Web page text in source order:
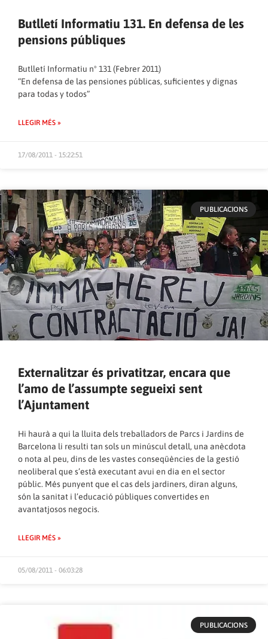
Butlletí Informatiu 131. En defensa de les
pensions públiques
Butlletí Informatiu nº 131 (Febrer 2011)
“En defensa de las pensiones públicas, suficientes y dignas
para todas y todos”
LLEGIR MÉS »
17/08/2011 - 15:22:51
PUBLICACIONS
Externalitzar és privatitzar, encara que
l’amo de l’assumpte segueixi sent
l’Ajuntament
Hi haurà a qui la lluita dels treballadors de Parcs i Jardins de
Barcelona li resulti tan sols un minúscul detall, una anècdota
o nota al peu, dins de les vastes conseqüències de la gestió
neoliberal que s’està executant avui en dia en el sector
públic. Més punyent que el cas dels jardiners, diran alguns,
són la sanitat i l’educació públiques convertides en
avantatjosos negocis.
LLEGIR MÉS »
05/08/2011 - 06:03:28
PUBLICACIONS